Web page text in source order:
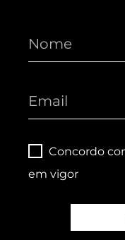
Concordo
em vigor